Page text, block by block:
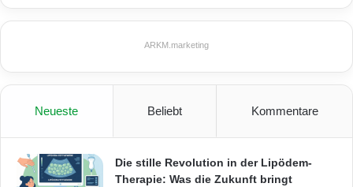
ARKM.marketing
Neueste Beliebt Kommentare
Die stille Revolution in der Lipödem-
Therapie: Was die Zukunft bringt